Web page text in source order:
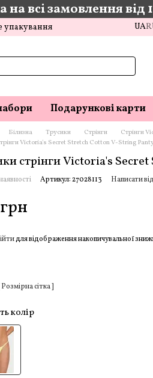
всі замовлення від
упакування
UA
Подарункові карти
Білизна Трусики Стрінги
Стрінги
Victoria's Secret Stretch Cotton V-String
стрінги Victoria's
Артикул: 27028113 Написати
для відображення накопичувальної
Розмірна сітка ]
колір